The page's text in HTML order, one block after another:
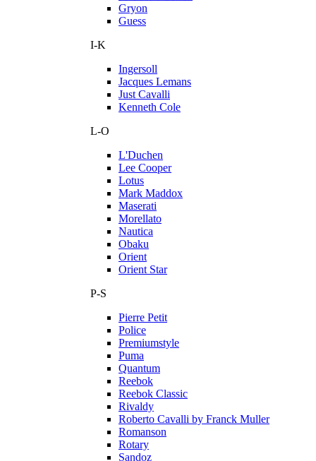
Gryon
Guess
I-K
Ingersoll
Jacques Lemans
Just Cavalli
Kenneth Cole
L-O
L'Duchen
Lee Cooper
Lotus
Mark Maddox
Maserati
Morellato
Nautica
Obaku
Orient
Orient Star
P-S
Pierre Petit
Police
Premiumstyle
Puma
Quantum
Reebok
Reebok Classic
Rivaldy
Roberto Cavalli by Franck Muller
Romanson
Rotary
Sandoz